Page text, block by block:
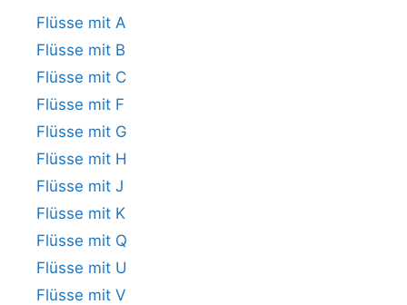
Flüsse mit A
Flüsse mit B
Flüsse mit C
Flüsse mit F
Flüsse mit G
Flüsse mit H
Flüsse mit J
Flüsse mit K
Flüsse mit Q
Flüsse mit U
Flüsse mit V